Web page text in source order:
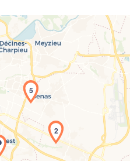
la carte en cours...
2
5